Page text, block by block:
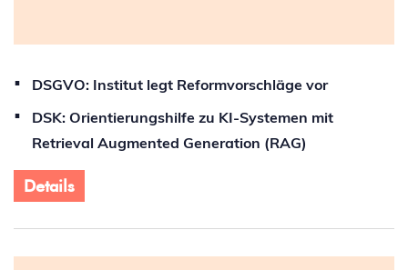
DSGVO: Institut legt Reformvorschläge vor
DSK: Orientierungshilfe zu KI-Systemen mit
Retrieval Augmented Generation (RAG)
Details